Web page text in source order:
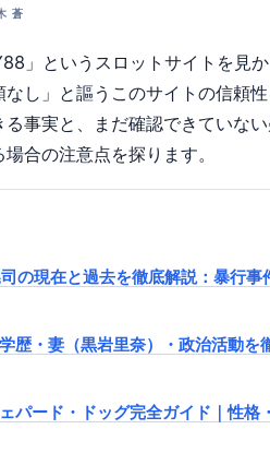
蒼
」というスロットサイトを見
なし」と謳うこのサイトの信頼
事実と、まだ確認できていな
合の注意点を探ります。
司の現在と過去を徹底解説：暴行
歴・妻（黒岩里奈）・政治活動
パード・ドッグ完全ガイド｜性